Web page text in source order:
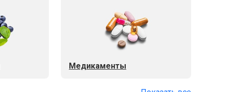
Медикаменты